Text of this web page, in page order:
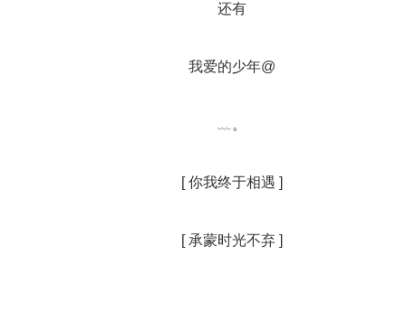
		还有
		我爱的少年@
		﹏。
		[ 你我终于相遇 ]
		[ 承蒙时光不弃 ]